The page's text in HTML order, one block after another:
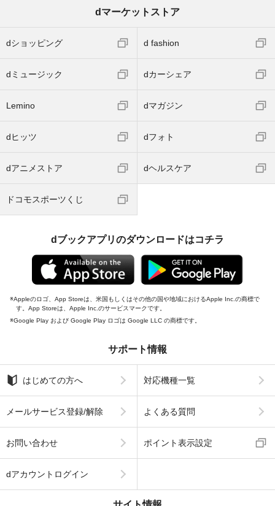
dマーケットストア
dショッピング d fashion
dミュージック dカーシェア
Lemino dマガジン
dヒッツ dフォト
dアニメストア dヘルスケア
ドコモスポーツくじ
dブックアプリのダウンロードはコチラ
Appleのロゴ、App Storeは、米国もしくはその他の国や地域におけるApple Inc.の商標で
す。App Storeは、Apple Inc.のサービスマークです。
Google Play および Google Play ロゴは Google LLC の商標です。
サポート情報
はじめての方へ 対応機種一覧
メールサービス登録/解除 よくある質問
お問い合わせ ポイント表示設定
dアカウントログイン